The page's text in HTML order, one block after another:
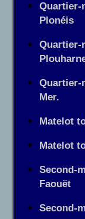
Quartier-
Plonéis
Quartier-
Quartier-
Mer.
Matelot
Matelot
Second-
Faouët
Second-